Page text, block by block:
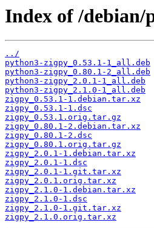
Index of /debian/
../
python3-zigpy_0.53.1-1_all.deb
python3-zigpy_0.80.1-2_all.deb
python3-zigpy_2.0.1-1_all.deb
python3-zigpy_2.1.0-1_all.deb
zigpy_0.53.1-1.debian.tar.xz
zigpy_0.53.1-1.dsc
zigpy_0.53.1.orig.tar.gz
zigpy_0.80.1-2.debian.tar.xz
zigpy_0.80.1-2.dsc
zigpy_0.80.1.orig.tar.gz
zigpy_2.0.1-1.debian.tar.xz
zigpy_2.0.1-1.dsc
zigpy_2.0.1-1.git.tar.xz
zigpy_2.0.1.orig.tar.xz
zigpy_2.1.0-1.debian.tar.xz
zigpy_2.1.0-1.dsc
zigpy_2.1.0-1.git.tar.xz
zigpy_2.1.0.orig.tar.xz